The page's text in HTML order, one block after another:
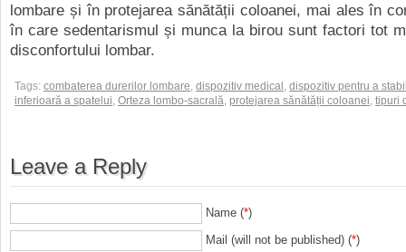
lombare și în protejarea sănătății coloanei, mai ales în
în care sedentarismul și munca la birou sunt factori tot
disconfortului lombar.
Tags: combaterea durerilor lombare, dispozitiv medical , dispozitiv pentru a
inferioară a spatelui, Orteza lombo-sacrală, protejarea sănătății coloanei, tipuri
Leave a Reply
Name (*)
Mail (will not be published) (*)